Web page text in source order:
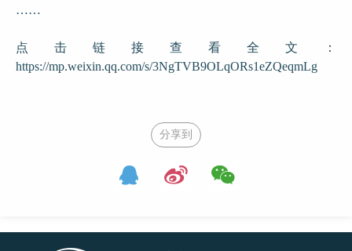
……
点击链接查看全文：
https://mp.weixin.qq.com/s/3NgTVB9OLqORs1eZQeqmLg
分享到